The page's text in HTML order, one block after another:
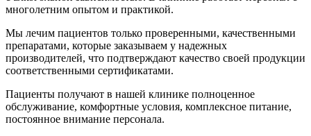
многолетним опытом и практикой.
Мы лечим пациентов только проверенными, качественными
препаратами, которые заказываем у надежных
производителей, что подтверждают качество своей продукции
соответственными сертификатами.
Пациенты получают в нашей клинике полноценное
обслуживание, комфортные условия, комплексное питание,
постоянное внимание персонала.